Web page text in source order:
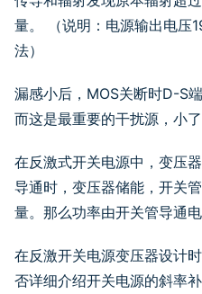
量。 （说明：电源输出电压
法）
漏感小后，MOS关断时D-S
而这是最重要的干扰源，小了
在反激式开关电源中，变压
导通时，变压器储能，开关
量。那么功率由开关管导通
在反激开关电源变压器设计
否详细介绍开关电源的斜率